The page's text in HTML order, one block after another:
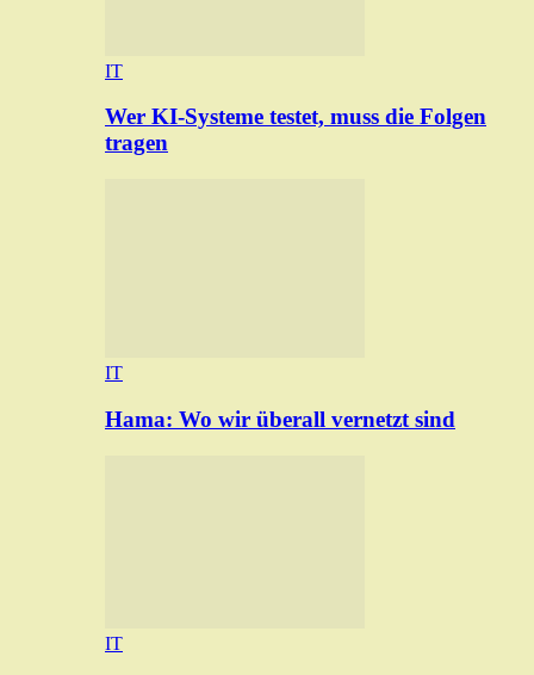
IT
Wer KI-Systeme testet, muss die Folgen
tragen
IT
Hama: Wo wir überall vernetzt sind
IT